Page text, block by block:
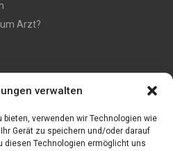
verwalten
verwenden wir Technologien wie
Gerät zu speichern und/oder darauf
diesen Technologien ermöglicht uns
Arzt?
für 2021